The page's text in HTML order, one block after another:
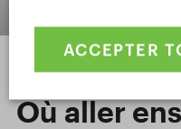
Où aller
ACCEPTER